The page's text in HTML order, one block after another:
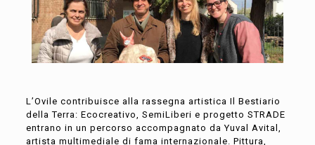
L’Ovile contribuisce alla rassegna artistica Il Bestiario
della Terra: Ecocreativo, SemiLiberi e progetto STRADE
entrano in un percorso accompagnato da Yuval Avital,
artista multimediale di fama internazionale. Pittura,